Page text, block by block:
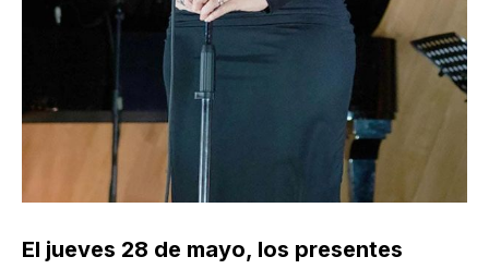
El jueves 28 de mayo, los presentes